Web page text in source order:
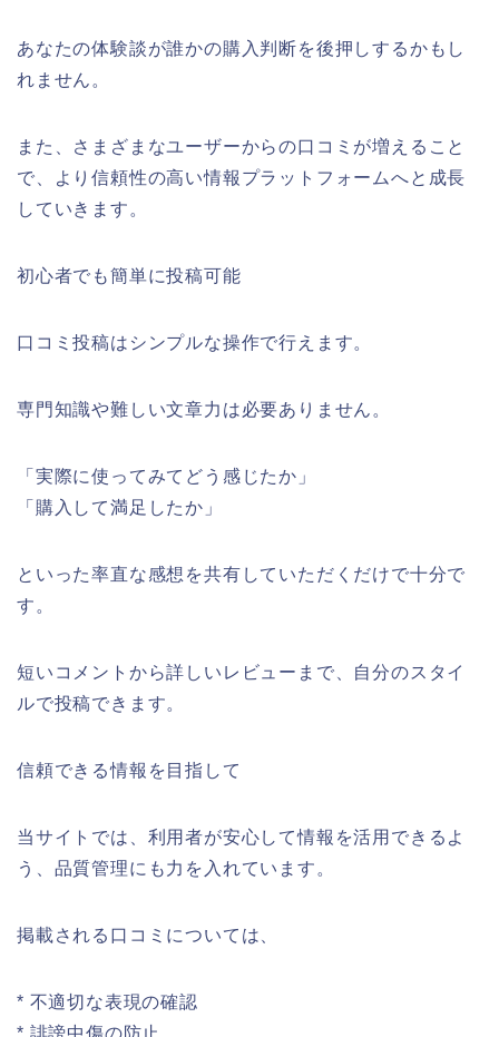
あなたの体験談が誰かの購入判断を後押しするかもし
れません。
また、さまざまなユーザーからの口コミが増えること
で、より信頼性の高い情報プラットフォームへと成長
していきます。
初心者でも簡単に投稿可能
口コミ投稿はシンプルな操作で行えます。
専門知識や難しい文章力は必要ありません。
「実際に使ってみてどう感じたか」
「購入して満足したか」
といった率直な感想を共有していただくだけで十分で
す。
短いコメントから詳しいレビューまで、自分のスタイ
ルで投稿できます。
信頼できる情報を目指して
当サイトでは、利用者が安心して情報を活用できるよ
う、品質管理にも力を入れています。
掲載される口コミについては、
* 不適切な表現の確認
* 誹謗中傷の防止